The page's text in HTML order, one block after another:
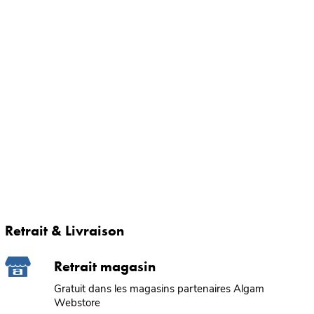
Retrait & Livraison
Retrait magasin
Gratuit dans les magasins partenaires Algam
Webstore